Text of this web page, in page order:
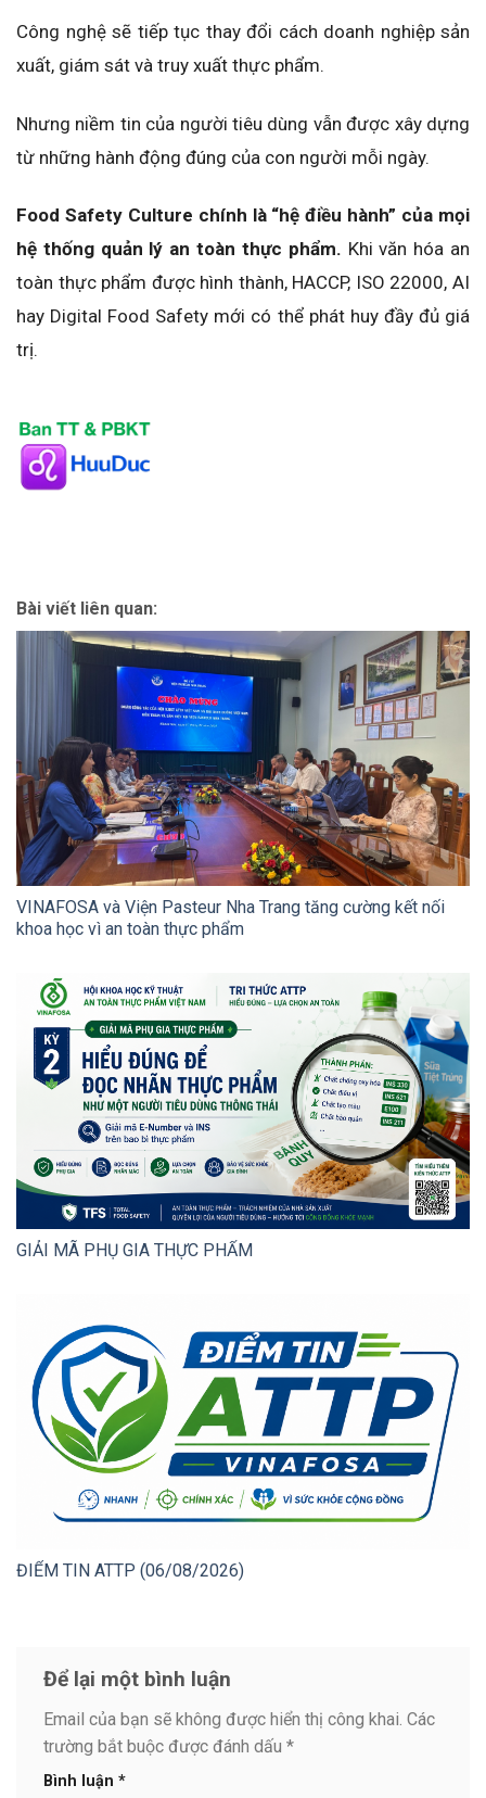
Công nghệ sẽ tiếp tục thay đổi cách doanh nghiệp sản
xuất, giám sát và truy xuất thực phẩm.
Nhưng niềm tin của người tiêu dùng vẫn được xây dựng
từ những hành động đúng của con người mỗi ngày.
Food Safety Culture chính là “hệ điều hành” của mọi
hệ thống quản lý an toàn thực phẩm. Khi văn hóa an
toàn thực phẩm được hình thành, HACCP, ISO 22000, AI
hay Digital Food Safety mới có thể phát huy đầy đủ giá
trị.
Bài viết liên quan:
VINAFOSA và Viện Pasteur Nha Trang tăng cường kết nối
khoa học vì an toàn thực phẩm
GIẢI MÃ PHỤ GIA THỰC PHẨM
ĐIỂM TIN ATTP (06/08/2026)
Để lại một bình luận
Email của bạn sẽ không được hiển thị công khai. Các
trường bắt buộc được đánh dấu *
Bình luận *